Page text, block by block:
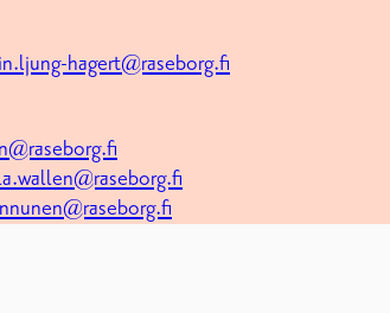
hagert@raseborg.fi